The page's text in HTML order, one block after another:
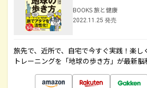
BOOKS 旅と健康
2022.11.25 発売
旅先で、近所で、自宅で今すぐ実践！楽し
トレーニングを「地球の歩き方」が最新